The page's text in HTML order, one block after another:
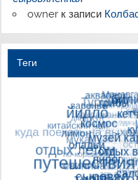
ownerк записи
Теги